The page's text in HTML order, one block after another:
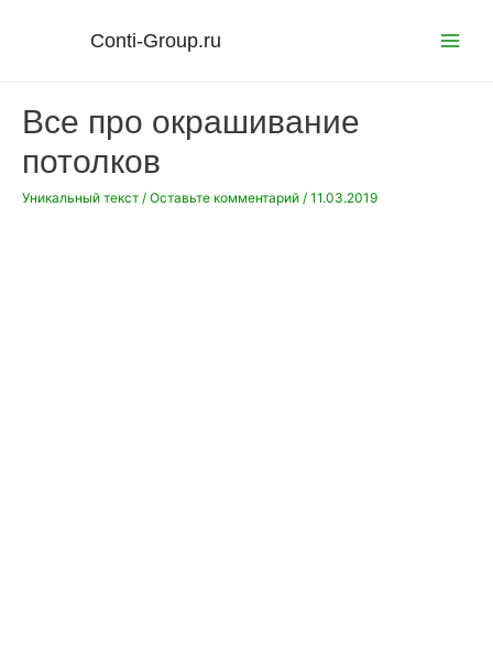
Conti-Group.ru
Все про окрашивание
потолков
Уникальный текст / Оставьте комментарий / 11.03.2019